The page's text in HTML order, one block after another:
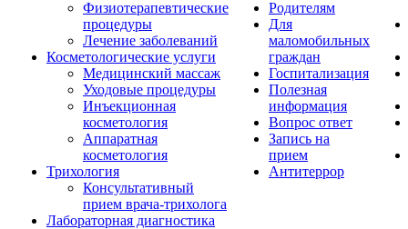
Физиотерапевтические
процедуры
Лечение заболеваний
Косметологические услуги
Медицинский массаж
Уходовые процедуры
Инъекционная
косметология
Аппаратная
косметология
Трихология
Консультативный
прием врача-трихолога
Лабораторная диагностика
Родителям
Для
маломобильных
граждан
Госпитализация
Полезная
информация
Вопрос ответ
Запись на
прием
Антитеррор